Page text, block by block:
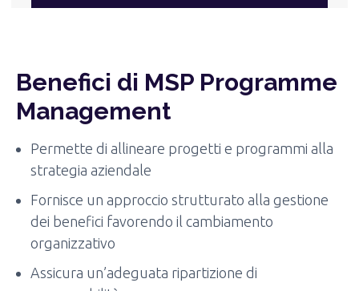
Benefici di MSP Programme
Management
Permette di allineare progetti e programmi alla
strategia aziendale
Fornisce un approccio strutturato alla gestione
dei benefici favorendo il cambiamento
organizzativo
Assicura un’adeguata ripartizione di